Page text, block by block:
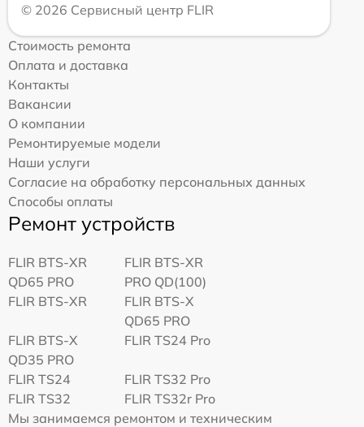
© 2026 Сервисный центр FLIR
Стоимость ремонта
Оплата и доставка
Контакты
Вакансии
О компании
Ремонтируемые модели
Наши услуги
Согласие на обработку персональных данных
Способы оплаты
Ремонт устройств
FLIR BTS-XR
QD65 PRO
FLIR BTS-XR
PRO QD(100)
FLIR BTS-XR
FLIR BTS-X
QD65 PRO
FLIR BTS-X
QD35 PRO
FLIR TS24 Pro
FLIR TS24
FLIR TS32 Pro
FLIR TS32
FLIR TS32r Pro
Мы занимаемся ремонтом и техническим